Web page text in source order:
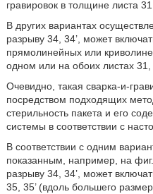
гравировок в толщине листа
В других вариантах
разрыву 34, 34’, может
прямолинейных или
одном или на обоих листах 31,
Очевидно, такая сварка-и-
посредством подходящих
стерильность пакета и его
системы в соответствии с
В соответствии с одним
показанным, например, на
разрыву 34, 34’, может
35, 35’ (вдоль большего